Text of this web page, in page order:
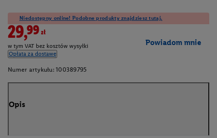
Niedostępny online! Podobne produkty znajdziesz tutaj.
29,99zł
w tym VAT bez kosztów wysyłki
Opłata za dostawę
Powiadom mnie
Numer artykułu: 100389795
Opis